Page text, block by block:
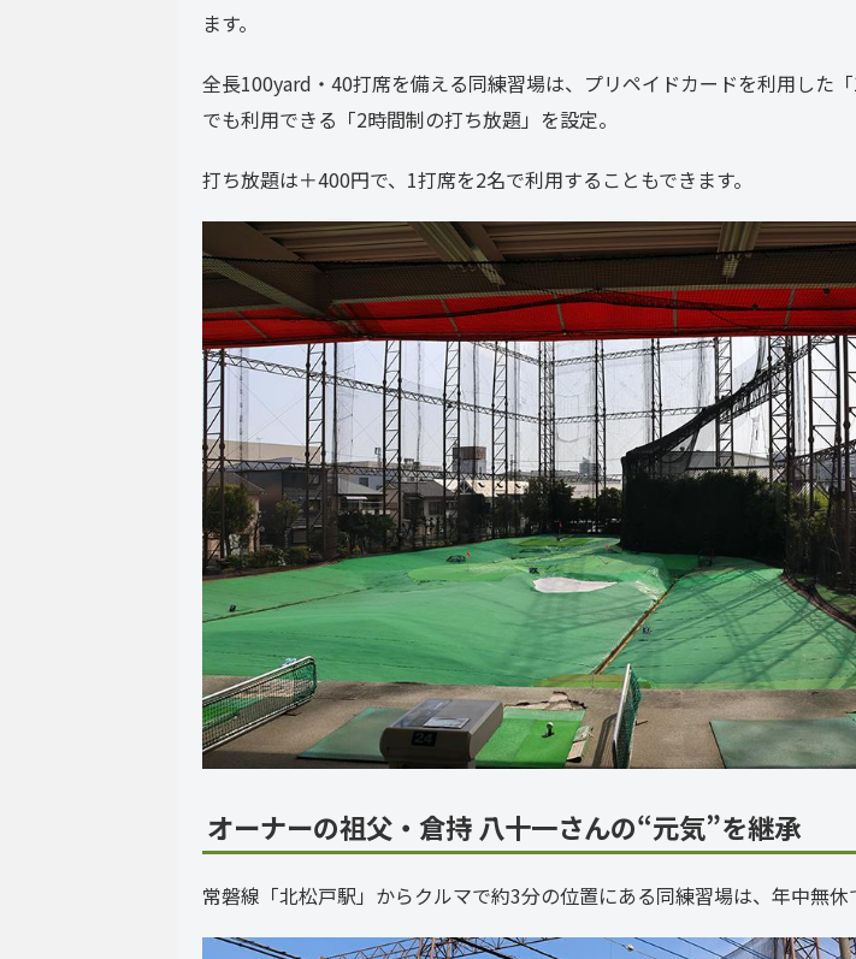
ます。
全長100yard・40打席を備える同練習場は、プリペイドカードを利用した
でも利用できる「2時間制の打ち放題」を設定。
打ち放題は＋400円で、1打席を2名で利用することもできます。
オーナーの祖父・倉持 八十一さんの“元気”を継承
常磐線「北松戸駅」からクルマで約3分の位置にある同練習場は、年中無休